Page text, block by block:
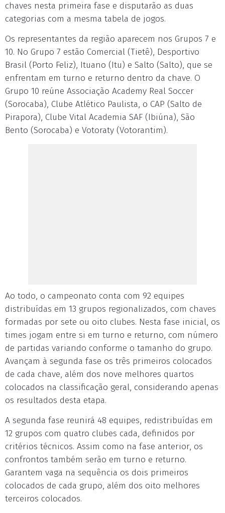
chaves nesta primeira fase e disputarão as duas
categorias com a mesma tabela de jogos.
Os representantes da região aparecem nos Grupos 7 e
10. No Grupo 7 estão Comercial (Tietê), Desportivo
Brasil (Porto Feliz), Ituano (Itu) e Salto (Salto), que se
enfrentam em turno e returno dentro da chave. O
Grupo 10 reúne Associação Academy Real Soccer
(Sorocaba), Clube Atlético Paulista, o CAP (Salto de
Pirapora), Clube Vital Academia SAF (Ibiúna), São
Bento (Sorocaba) e Votoraty (Votorantim).
Ao todo, o campeonato conta com 92 equipes
distribuídas em 13 grupos regionalizados, com chaves
formadas por sete ou oito clubes. Nesta fase inicial, os
times jogam entre si em turno e returno, com número
de partidas variando conforme o tamanho do grupo.
Avançam à segunda fase os três primeiros colocados
de cada chave, além dos nove melhores quartos
colocados na classificação geral, considerando apenas
os resultados desta etapa.
A segunda fase reunirá 48 equipes, redistribuídas em
12 grupos com quatro clubes cada, definidos por
critérios técnicos. Assim como na fase anterior, os
confrontos também serão em turno e returno.
Garantem vaga na sequência os dois primeiros
colocados de cada grupo, além dos oito melhores
terceiros colocados.